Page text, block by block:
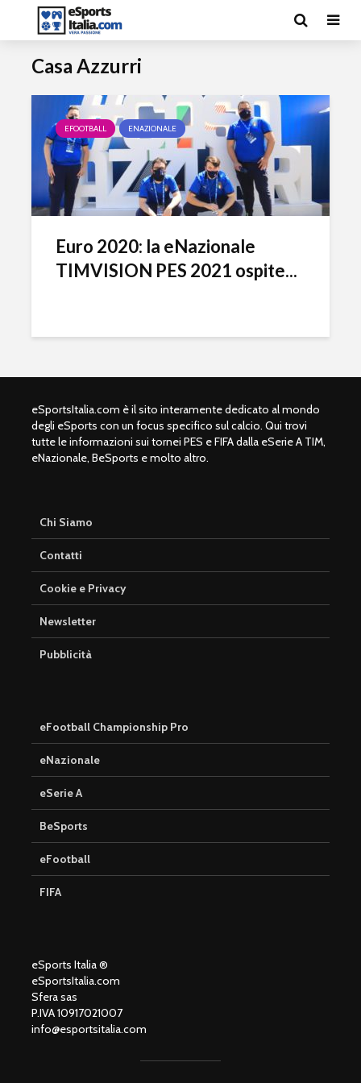
Casa Azzurri
EFOOTBALL ENAZIONALE
Euro 2020: la eNazionale
TIMVISION PES 2021 ospite...
eSportsItalia.com è il sito interamente dedicato al mondo
degli eSports con un focus specifico sul calcio. Qui trovi
tutte le informazioni sui tornei PES e FIFA dalla eSerie A TIM,
eNazionale, BeSports e molto altro.
Chi Siamo
Contatti
Cookie e Privacy
Newsletter
Pubblicità
eFootball Championship Pro
eNazionale
eSerie A
BeSports
eFootball
FIFA
eSports Italia ®
eSportsItalia.com
Sfera sas
P.IVA 10917021007
info@esportsitalia.com